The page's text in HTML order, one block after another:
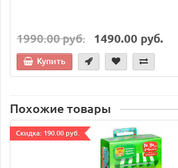
1990.00 руб. 1490.00 руб.
Купить
Похожие товары
Cкидка: 190.00 руб.